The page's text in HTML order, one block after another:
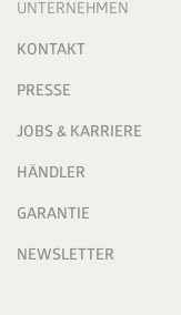
UNTERNEHMEN
KONTAKT
PRESSE
JOBS & KARRIERE
HÄNDLER
GARANTIE
NEWSLETTER